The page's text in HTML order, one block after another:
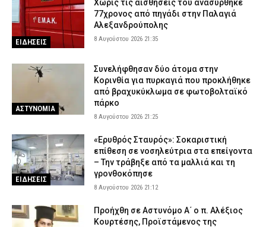
Ελλάδα
ΑΣΤΥΝΟΜΙΑ 8 Αυγούστου 2026 14:04
Συνελήφθησαν τέσσερα άτομα για ναρκωτικά σε Λευκάδα και
ΑΣΤΥΝΟΜΙΑ 8 Αυγούστου 2026 13:51
Δούναβης: Η ξηρασία αποκάλυψε πάνω από 200 ναζιστικά πλοία
– Το εντυπωσιακό εύρημα που ξυπνά μνήμες του Β’ Παγκοσμίου
Πολέμου
ΕΙΔΗΣΕΙΣ
Χωρίς τις αισθήσεις του ανασύρθηκε
77χρονος από πηγάδι στην Παλαγιά
Αλεξανδρούπολης
8 Αυγούστου 2026 21:35
ΑΣΤΥΝΟΜΙΑ
Συνελήφθησαν δύο άτομα στην
Κορινθία για πυρκαγιά που προκλήθηκε
από βραχυκύκλωμα σε φωτοβολταϊκό
πάρκο
8 Αυγούστου 2026 21:25
ΕΙΔΗΣΕΙΣ
«Ερυθρός Σταυρός»: Σοκαριστική
επίθεση σε νοσηλεύτρια στα επείγοντα
– Την τράβηξε από τα μαλλιά και τη
γρονθοκόπησε
8 Αυγούστου 2026 21:12
Προήχθη σε Αστυνόμο Α΄ ο π. Αλέξιος
Κουρτέσης, Προϊστάμενος της